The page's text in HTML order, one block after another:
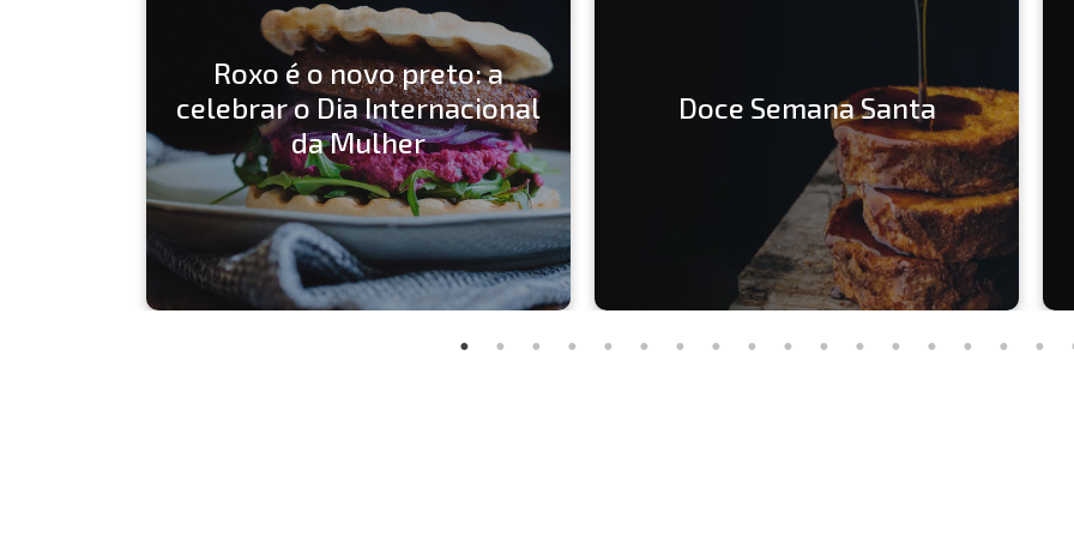
Roxo é o novo preto: a
celebrar o Dia Internacional
da Mulher
Doce Semana Santa